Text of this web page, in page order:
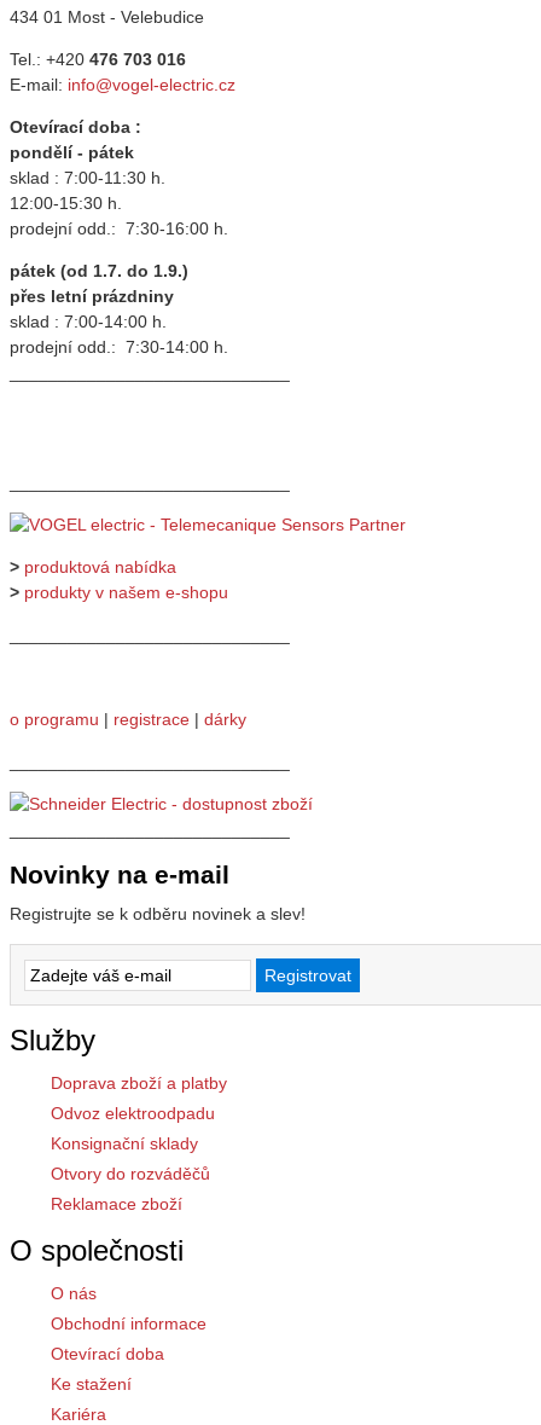
434 01 Most - Velebudice
Tel.: +420 476 703 016
E-mail: info@vogel-electric.cz
Otevírací doba :
pondělí - pátek
sklad : 7:00-11:30 h.
12:00-15:30 h.
prodejní odd.: 7:30-16:00 h.
pátek (od 1.7. do 1.9.)
přes letní prázdniny
sklad : 7:00-14:00 h.
prodejní odd.: 7:30-14:00 h.
> produktová nabídka
> produkty v našem e-shopu
o programu | registrace | dárky
Novinky na e-mail
Registrujte se k odběru novinek a slev!
Služby
Doprava zboží a platby
Odvoz elektroodpadu
Konsignační sklady
Otvory do rozváděčů
Reklamace zboží
O společnosti
O nás
Obchodní informace
Otevírací doba
Ke stažení
Kariéra